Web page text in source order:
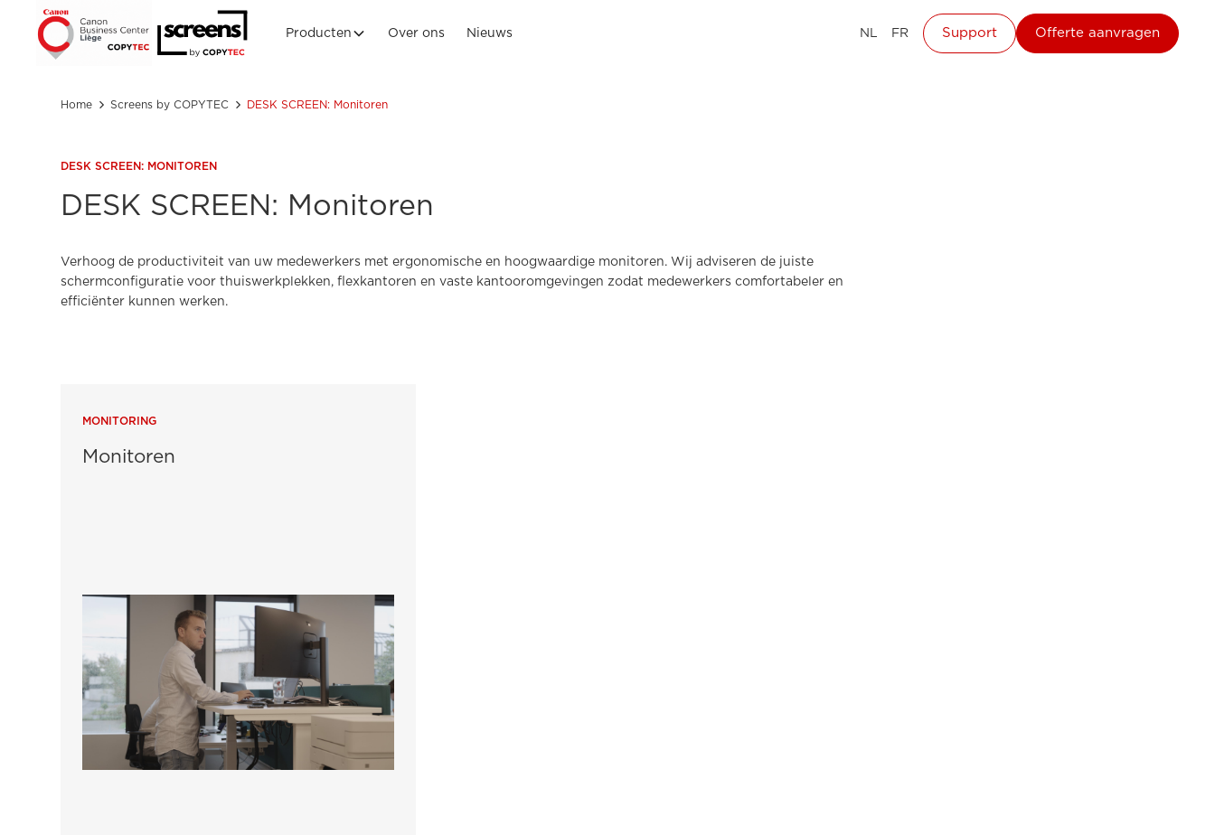
Producten Over ons Nieuws NL FR Support Offerte aanvragen
Home Screens by COPYTEC DESK SCREEN: Monitoren
DESK SCREEN: MONITOREN
DESK SCREEN: Monitoren
Verhoog de productiviteit van uw medewerkers met ergonomische en hoogwaardige monitoren. Wij adviseren de juiste
schermconfiguratie voor thuiswerkplekken, flexkantoren en vaste kantooromgevingen zodat medewerkers comfortabeler en
efficiënter kunnen werken.
MONITORING
Monitoren